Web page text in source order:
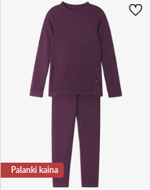
Palanki kaina